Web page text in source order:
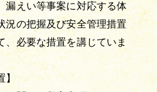
漏えい等事案に対応する体
況の把握及び安全管理措置
、必要な措置を講じていま
】